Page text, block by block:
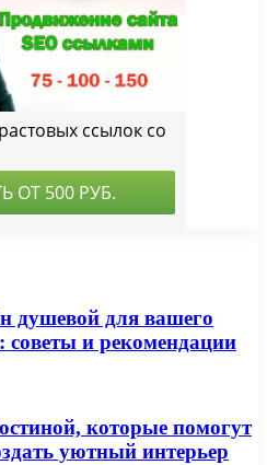
душевой для вашего
советы и рекомендации
которые помогут
уютный интерьер